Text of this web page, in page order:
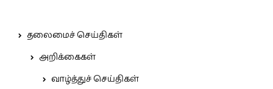
தலைமைச் செய்திகள்
அறிக்கைகள்
வாழ்த்துச் செய்திகள்